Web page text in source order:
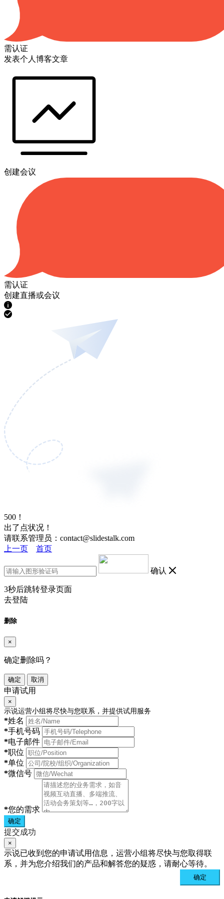
需认证
发表个人博客文章
创建会议
需认证
创建直播或会议
500！
出了点状况！
请联系管理员：contact@slidestalk.com
上一页
首页
确认
3秒后跳转登录页面
去登陆
删除
×
确定删除吗？
确定 取消
申请试用
×
示说运营小组将尽快与您联系，并提供试用服务
*姓名
*手机号码
*电子邮件
*职位
*单位
*微信号
*您的需求
确定
提交成功
×
示说已收到您的申请试用信息，运营小组将尽快与您取得联
系，并为您介绍我们的产品和解答您的疑惑，请耐心等待。
确定